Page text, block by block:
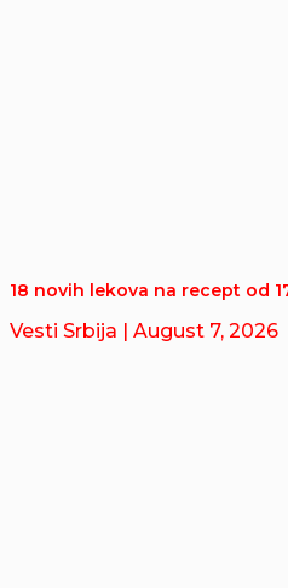
18 novih lekova na recept od
Vesti Srbija | August 7, 2026